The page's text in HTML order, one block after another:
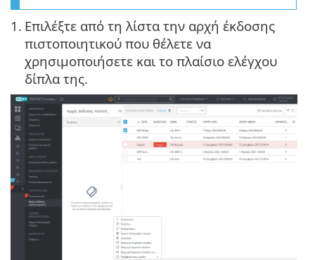
1. Επιλέξτε από τη λίστα την αρχή έκδοσης
πιστοποιητικού που θέλετε να
χρησιμοποιήσετε και το πλαίσιο ελέγχου
δίπλα της.